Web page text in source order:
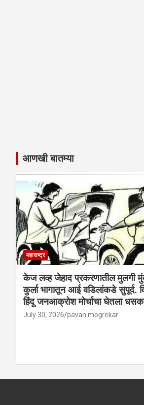
आणखी बातम्या
महाराष्ट्र
केज लव्ह जेहाद प्रकरणातील मुलगी
कुर्ला भागातून आई वडिलांकडे सुपूर्द.
हिंदू जनआक्रोश मोर्चाचा घेतला
July 30, 2026 pavan mogrekar